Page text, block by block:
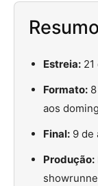
Estreia:21
Formato:8
aos
Final:9 de
Produção: